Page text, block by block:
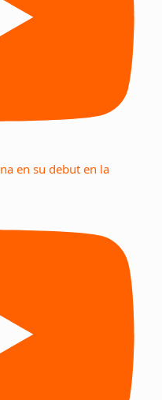
en su debut en la